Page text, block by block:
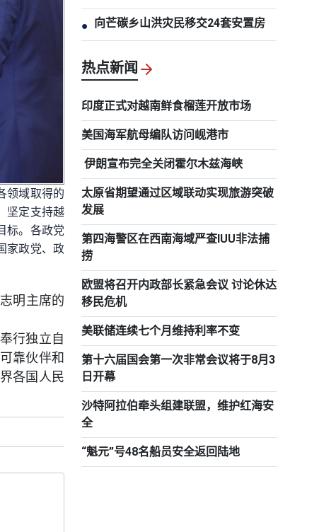
领域取得的
坚定支持越
标。各政党
家政党、政
明主席的
行独立自
靠伙伴和
各国人民
● 向芒碳乡山洪灾民移交24套安置房
热点新闻
印度正式对越南鲜食榴莲开放市场
美国海军航母编队访问岘港市
伊朗宣布完全关闭霍尔木兹海峡
太原省期望通过区域联动实现旅游突破
发展
第四海警区在西南海域严查IUU非法捕
捞
欧盟将召开内政部长紧急会议 讨论休达
移民危机
美联储连续七个月维持利率不变
第十六届国会第一次非常会议将于8月3
日开幕
沙特阿拉伯牵头组建联盟，维护红海安
全
“魁元”号48名船员安全返回陆地